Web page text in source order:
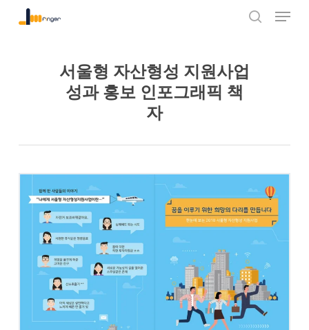
Menu
서울형 자산형성 지원사업
성과 홍보 인포그래픽 책
자